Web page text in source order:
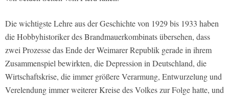
Die wichtigste Lehre aus der Geschichte von 1929 bis 1933 haben
die Hobbyhistoriker des Brandmauerkombinats übersehen, dass
zwei Prozesse das Ende der Weimarer Republik gerade in ihrem
Zusammenspiel bewirkten, die Depression in Deutschland, die
Wirtschaftskrise, die immer größere Verarmung, Entwurzelung und
Verelendung immer weiterer Kreise des Volkes zur Folge hatte, und